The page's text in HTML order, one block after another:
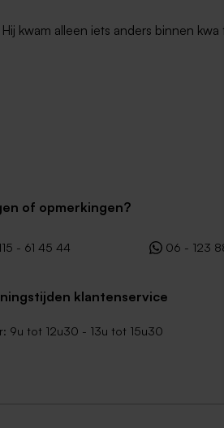
kwam alleen iets anders binnen
of opmerkingen?
- 61 45 44 06 - 123
klantenservice
9u tot 12u30 - 13u tot 15u30